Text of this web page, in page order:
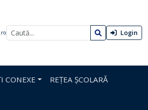
Login
CONEXE REȚEA ȘCOLARĂ